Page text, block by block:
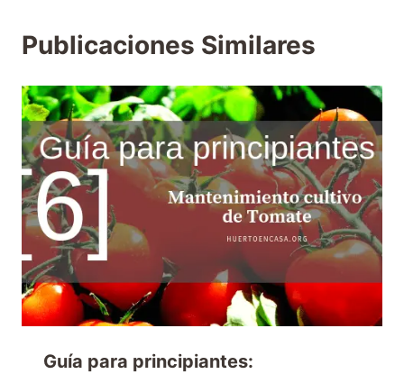
Publicaciones Similares
Guía para principiantes: